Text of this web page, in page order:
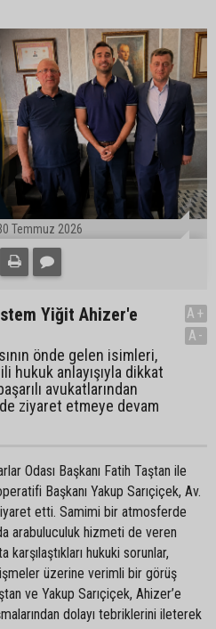
Temmuz 2026
Yiğit Ahizer'e
önde gelen isimleri,
hukuk anlayışıyla dikkat
avukatlarından
ziyaret etmeye devam
A+
A-
Odası Başkanı Fatih Taştan ile
Başkanı Yakup Sarıçiçek, Av.
etti. Samimi bir atmosferde
arabuluculuk hizmeti de veren
hukuki sorunlar,
üzerine verimli bir görüş
ve Yakup Sarıçiçek, Ahizer’e
dolayı tebriklerini ileterek